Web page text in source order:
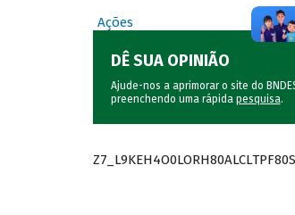
Ações
DÊ SUA OPINIÃO
Ajude-nos a aprimorar o site do
preenchendo uma rápida pesquisa.